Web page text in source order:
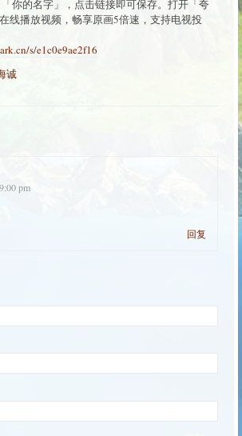
你的名字」，点击链接即可保存。打开「夸
线播放视频，畅享原画5倍速，支持电视投
s/e1c0e9ae2f16
诚
pm
回复